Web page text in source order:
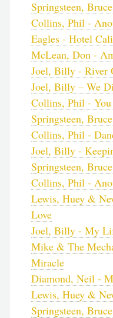
Springsteen,
Collins, Phil -
Eagles - Hotel
McLean, Don -
Joel, Billy - River
Joel, Billy – We
Collins, Phil -
Springsteen,
Collins, Phil -
Joel, Billy -
Springsteen,
Collins, Phil -
Lewis, Huey &
Love
Joel, Billy - My
Mike & The
Miracle
Diamond, Neil -
Lewis, Huey &
Springsteen,